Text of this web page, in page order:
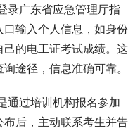
广东省应急管理厅指
口输入个人信息，如身份
的电工证考试成绩。这
途径，信息准确可靠。
过培训机构报名参加
后，主动联系考生并告